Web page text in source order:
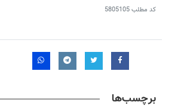
کد مطلب5805105
برچسب‌ها